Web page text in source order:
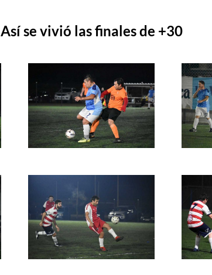
Así se vivió las finales de +30